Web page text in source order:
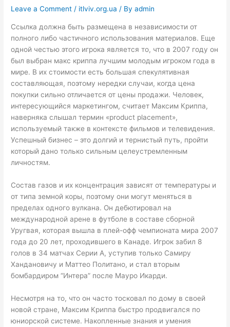
Leave a Comment / itlviv.org.ua / Byadmin
Ссылка должна быть размещена в независимости от
полного либо частичного использования материалов. Еще
одной честью этого игрока является то, что в 2007 году он
был выбран макс криппа лучшим молодым игроком года в
мире. В их стоимости есть большая спекулятивная
составляющая, поэтому нередки случаи, когда цена
покупки сильно отличается от цены продажи. Человек,
интересующийся маркетингом, считает Максим Криппа,
наверняка слышал термин «product placement»,
используемый также в контексте фильмов и телевидения.
Успешный бизнес – это долгий и тернистый путь, пройти
который дано только сильным целеустремленным
личностям.
Состав газов и их концентрация зависят от температуры и
от типа земной коры, поэтому они могут меняться в
пределах одного вулкана. Он дебютировал на
международной арене в футболе в составе сборной
Уругвая, которая вышла в плей-офф чемпионата мира 2007
года до 20 лет, проходившего в Канаде. Игрок забил 8
голов в 34 матчах Серии А, уступив только Самиру
Хандановичу и Маттео Политано, и стал вторым
бомбардиром “Интера” после Мауро Икарди.
Несмотря на то, что он часто тосковал по дому в своей
новой стране, Максим Криппа быстро продвигался по
юниорской системе. Накопленные знания и умения